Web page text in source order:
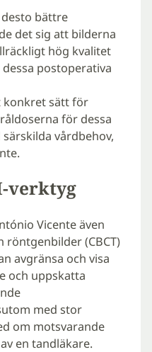
bättre
det sig att bilderna
hög kvalitet
postoperativa
konkret sätt för
för dessa
vårdbehov,
verktyg
Vicente även
(CBCT)
avgränsa och visa
och uppskatta
med stor
om motsvarande
en tandläkare.